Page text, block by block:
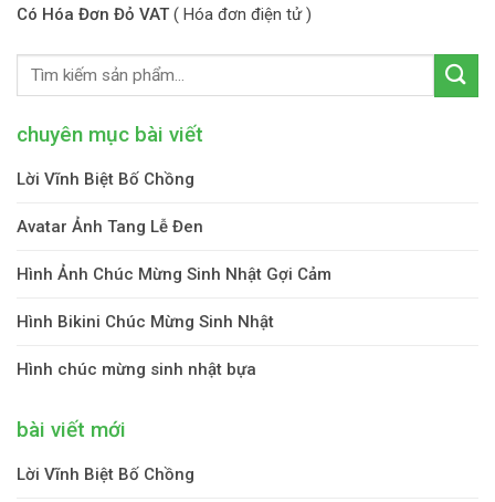
Có Hóa Đơn Đỏ VAT ( Hóa đơn điện tử )
chuyên mục bài viết
Lời Vĩnh Biệt Bố Chồng
Avatar Ảnh Tang Lễ Đen
Hình Ảnh Chúc Mừng Sinh Nhật Gợi Cảm
Hình Bikini Chúc Mừng Sinh Nhật
Hình chúc mừng sinh nhật bựa
bài viết mới
Lời Vĩnh Biệt Bố Chồng